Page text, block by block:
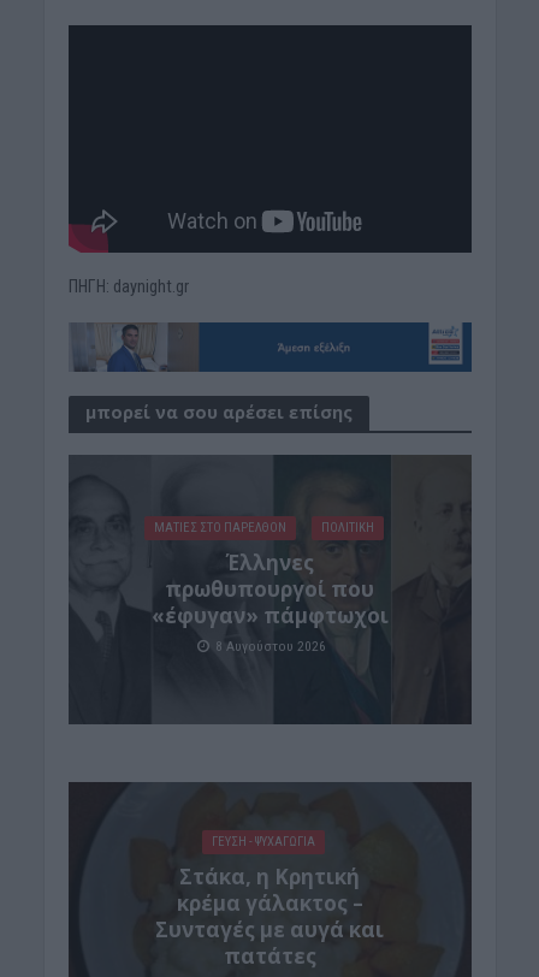
ΠΗΓΗ: daynight.gr
μπορεί να σου αρέσει επίσης
ΜΑΤΙΕΣ ΣΤΟ ΠΑΡΕΛΘΟΝ ΠΟΛΙΤΙΚΗ
Έλληνες
πρωθυπουργοί που
«έφυγαν» πάμφτωχοι
8 Αυγούστου 2026
ΓΕΎΣΗ - ΨΥΧΑΓΩΓΊΑ
Στάκα, η Κρητική
κρέμα γάλακτος –
Συνταγές με αυγά και
πατάτες